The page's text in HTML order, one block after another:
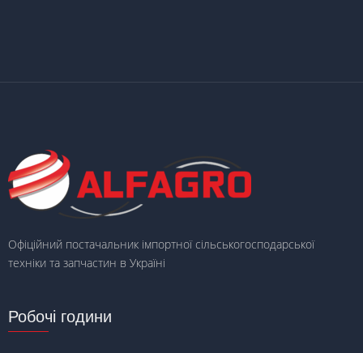
Офіційний постачальник імпортної сільськогосподарської
техніки та запчастин в Україні
Робочі години